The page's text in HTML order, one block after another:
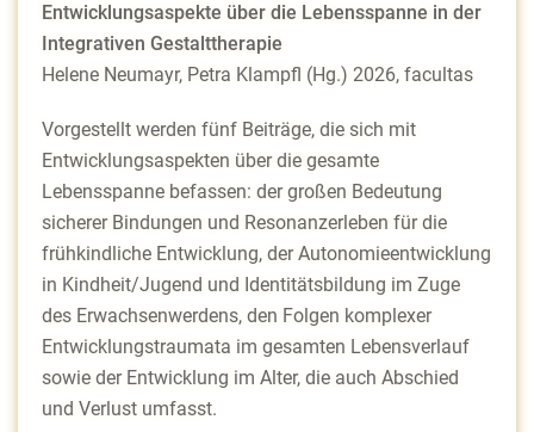
Entwicklungsaspekte über die Lebensspanne in der
Integrativen Gestalttherapie
Helene Neumayr, Petra Klampfl (Hg.) 2026, facultas
Vorgestellt werden fünf Beiträge, die sich mit
Entwicklungsaspekten über die gesamte
Lebensspanne befassen: der großen Bedeutung
sicherer Bindungen und Resonanzerleben für die
frühkindliche Entwicklung, der Autonomieentwicklung
in Kindheit/Jugend und Identitätsbildung im Zuge
des Erwachsenwerdens, den Folgen komplexer
Entwicklungstraumata im gesamten Lebensverlauf
sowie der Entwicklung im Alter, die auch Abschied
und Verlust umfasst.